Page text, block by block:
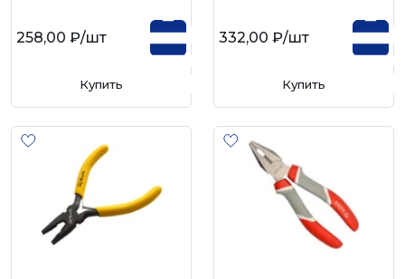
258,00 ₽/шт
Купить
332,00 ₽/шт
Купить